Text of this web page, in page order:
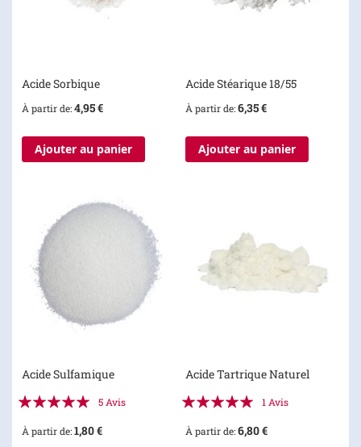
Acide Sorbique
À partir de 4,95 €
Ajouter au panier
Acide Stéarique 18/55
À partir de 6,35 €
Ajouter au panier
Acide Sulfamique
Évaluation:
5 Avis
À partir de 1,80 €
Acide Tartrique Naturel
Évaluation:
1 Avis
À partir de 6,80 €